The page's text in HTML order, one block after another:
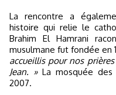
La rencontre a
histoire qui relie le
Brahim El Hamrani
musulmane fut fondée en
accueillis pour nos
Jean. »La mosquée des
2007.